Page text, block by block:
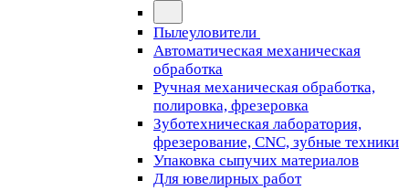
Пылеуловители
Автоматическая механическая
обработка
Ручная механическая обработка,
полировка, фрезеровка
Зуботехническая лаборатория,
фрезерование, CNC, зубные техники
Упаковка сыпучих материалов
Для ювелирных работ